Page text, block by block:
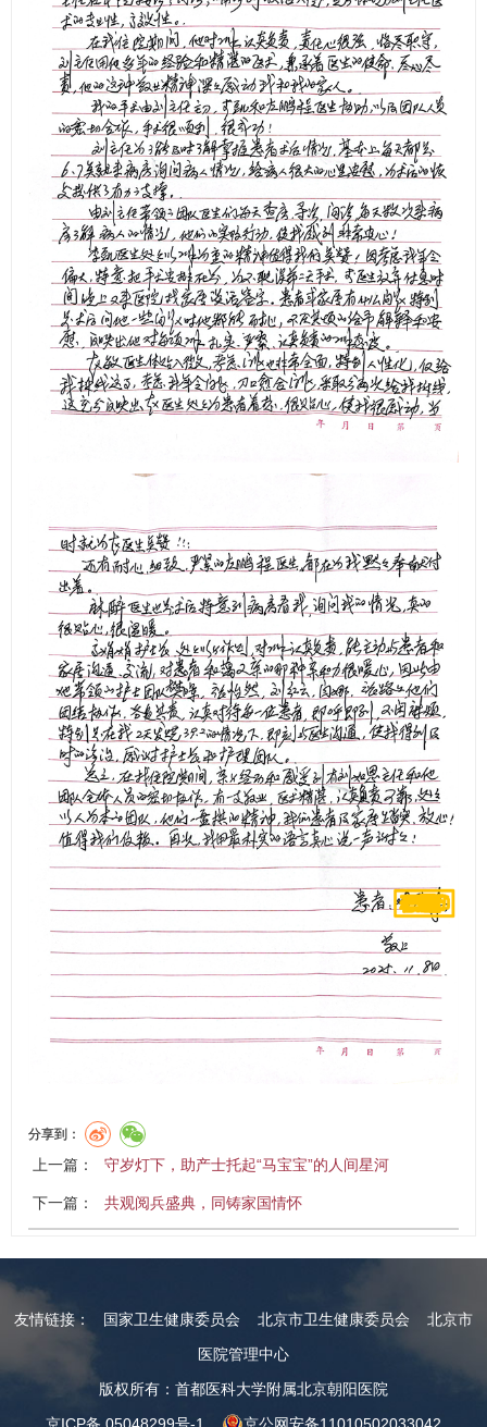
分享到：
上一篇： 守岁灯下，助产士托起“马宝宝”的人间星河
下一篇： 共观阅兵盛典，同铸家国情怀
友情链接： 国家卫生健康委员会 北京市卫生健康委员会
北京市
医院管理中心
版权所有：首都医科大学附属北京朝阳医院
京ICP备 05048299号-1
京公网安备11010502033042